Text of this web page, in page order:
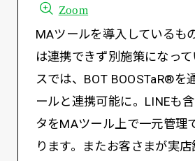
Zoom
MAツールを導入しているも
は連携できず別施策になっ
スでは、BOT BOOSTaR®を
ールと連携可能に。LINEも
タをMAツール上で一元管理
ります。またお客さまが実